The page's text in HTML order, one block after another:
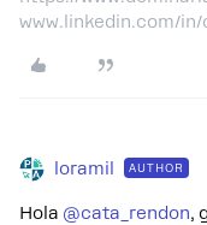
www.linkedin.com/
loramil AUTHOR
Hola ​ @cata_rendon,